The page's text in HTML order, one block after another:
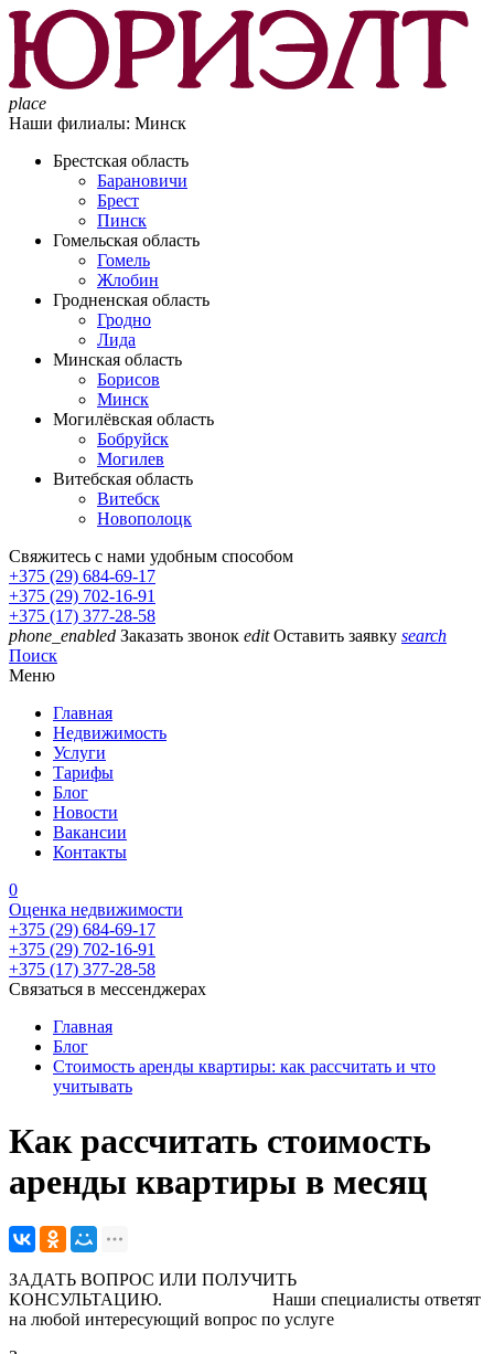
place
Наши филиалы: Минск
Брестская область
Барановичи
Брест
Пинск
Гомельская область
Гомель
Жлобин
Гродненская область
Гродно
Лида
Минская область
Борисов
Минск
Могилёвская область
Бобруйск
Могилев
Витебская область
Витебск
Новополоцк
Свяжитесь с нами удобным способом
+375 (29) 684-69-17
+375 (29) 702-16-91
+375 (17) 377-28-58
phone_enabled Заказать звонок edit Оставить заявку search
Поиск
Меню
Главная
Недвижимость
Услуги
Тарифы
Блог
Новости
Вакансии
Контакты
0
Оценка недвижимости
+375 (29) 684-69-17
+375 (29) 702-16-91
+375 (17) 377-28-58
Связаться в мессенджерах
Главная
Блог
Стоимость аренды квартиры: как рассчитать и что
учитывать
Как рассчитать стоимость
аренды квартиры в месяц
ЗАДАТЬ ВОПРОС ИЛИ ПОЛУЧИТЬ
КОНСУЛЬТАЦИЮ. Наши специалисты ответят
на любой интересующий вопрос по услуге